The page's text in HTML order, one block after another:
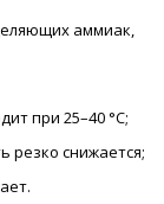
аммиак,
при 25–40 °C;
резко снижается;